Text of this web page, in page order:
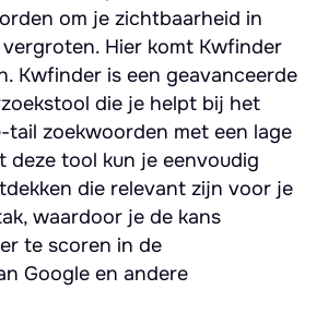
om je zichtbaarheid in
Hier komt Kwfinder
Kwfinder is een geavanceerde
die je helpt bij het
tail zoekwoorden met een lage
deze tool kun je eenvoudig
die relevant zijn voor je
waardoor je de kans
te scoren in de
Google en andere